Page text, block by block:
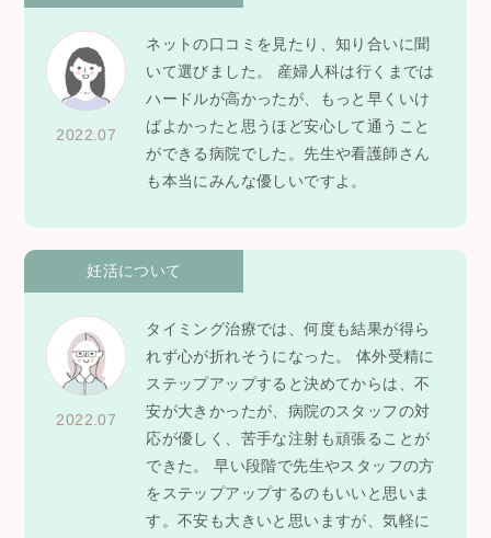
2022.07
ネットの口コミを見たり、知り合いに聞
いて選びました。 産婦人科は行くまでは
ハードルが高かったが、もっと早くいけ
ばよかったと思うほど安心して通うこと
ができる病院でした。先生や看護師さん
も本当にみんな優しいですよ。
妊活について
2022.07
タイミング治療では、何度も結果が得ら
れず心が折れそうになった。 体外受精に
ステップアップすると決めてからは、不
安が大きかったが、病院のスタッフの対
応が優しく、苦手な注射も頑張ることが
できた。 早い段階で先生やスタッフの方
をステップアップするのもいいと思いま
す。不安も大きいと思いますが、気軽に